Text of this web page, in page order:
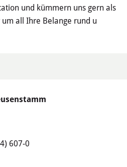
und kümmern uns gern als
all Ihre Belange rund u
607-0